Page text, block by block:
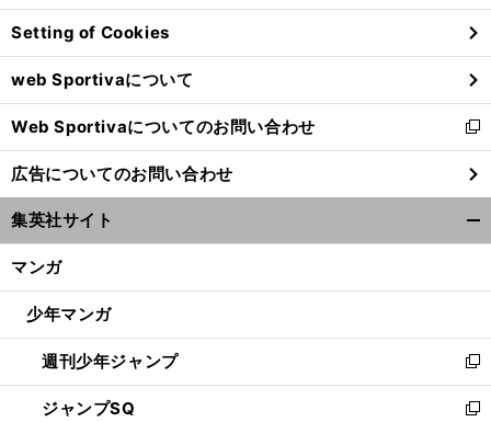
「
チ
」
、
有
」
ン
ド
ウ
で
開
く
Setting of Cookies
web Sportivaについて
Web Sportivaについてのお問い合わせ
新
し
い
ウ
ィ
ン
ウ
開
く
広告についてのお問い合わせ
集英社サイト
マンガ
少年マンガ
週刊少年ジャンプ
新
し
い
ジャンプSQ
新